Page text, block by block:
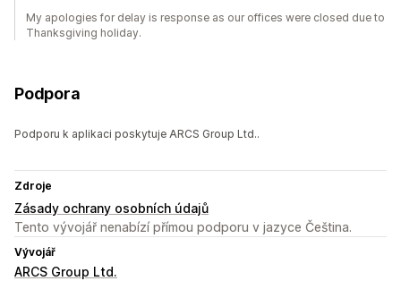
My apologies for delay is response as our offices were closed due to
Thanksgiving holiday.
Podpora
Podporu k aplikaci poskytuje ARCS Group Ltd..
Zdroje
Zásady ochrany osobních údajů
Tento vývojář nenabízí přímou podporu v jazyce Čeština.
Vývojář
ARCS Group Ltd.